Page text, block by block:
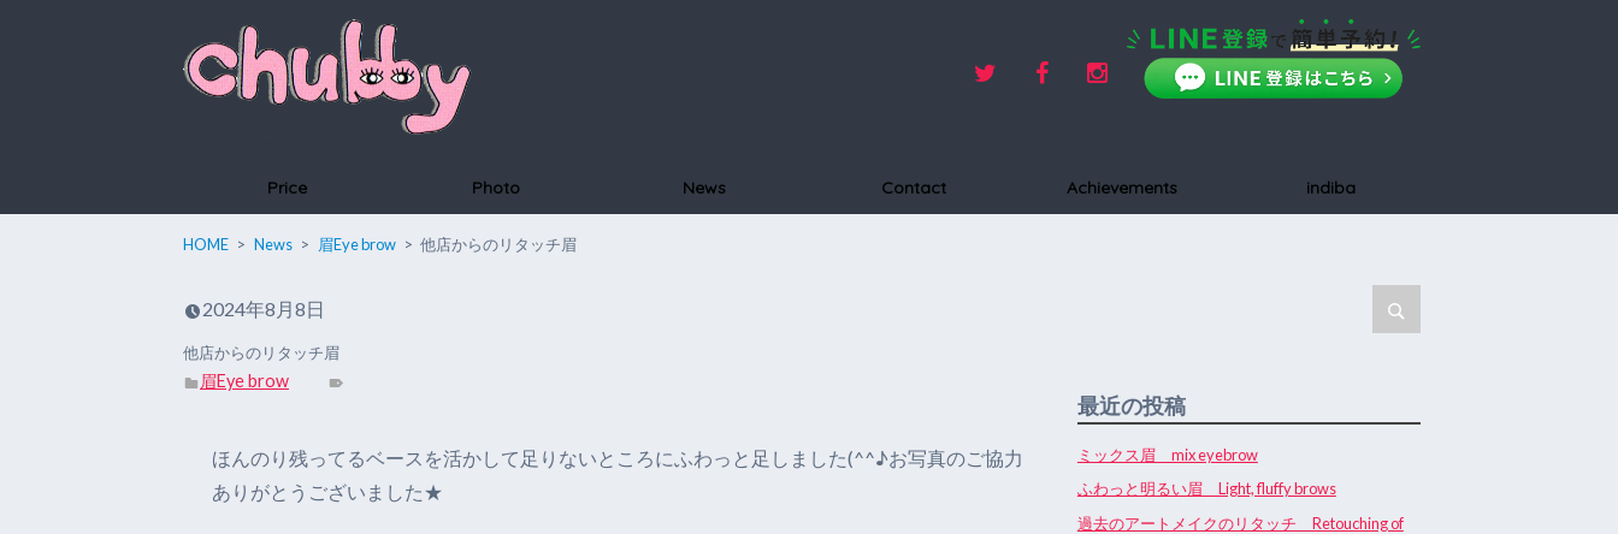
Price Photo News Contact Achievements indiba
HOME News 眉Eye brow 他店からのリタッチ眉
2024年8月8日
他店からのリタッチ眉
眉Eye brow
ほんのり残ってるベースを活かして足りないところにふわっと足しました(^^♪お写真のご協力
ありがとうございました★
最近の投稿
ミックス眉 mix eyebrow
ふわっと明るい眉 Light, fluffy brows
過去のアートメイクのリタッチ Retouching of